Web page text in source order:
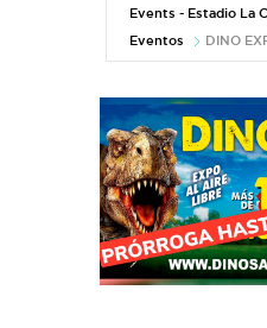
Events - Estadio La
Eventos
DINO